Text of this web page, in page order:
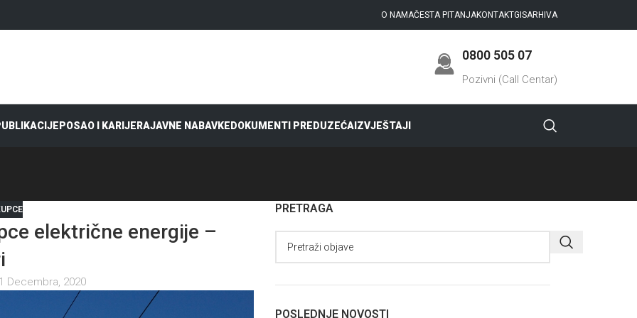
O NAMAČESTA PITANJAKONTAKTGISARHIVA
0800 505 07
Pozivni (Call Centar)
POSAO I KARIJERAJAVNE NABAVKEDOKUMENTI PREDUZEĆAIZVJEŠTAJI
električne energije –
Decembra, 2020
PRETRAGA
POSLEDNJE NOVOSTI